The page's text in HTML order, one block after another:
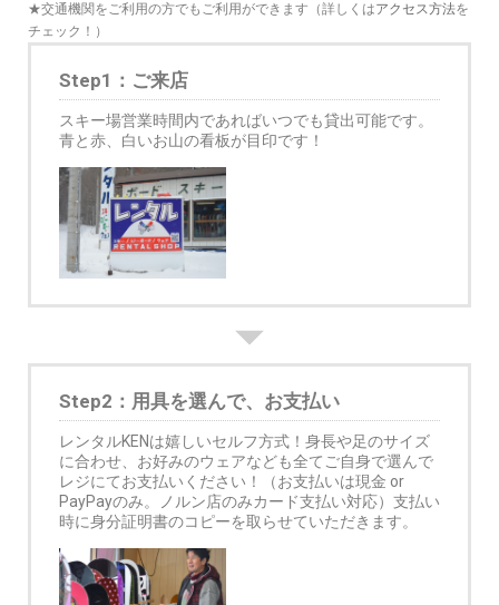
★交通機関をご利用の方でもご利用ができます（詳しくはアクセス方法を
チェック！）
Step1：ご来店
スキー場営業時間内であればいつでも貸出可能です。
青と赤、白いお山の看板が目印です！
Step2：用具を選んで、お支払い
レンタルKENは嬉しいセルフ方式！身長や足のサイズ
に合わせ、お好みのウェアなども全てご自身で選んで
レジにてお支払いください！（お支払いは現金 or
PayPayのみ。ノルン店のみカード支払い対応）支払い
時に身分証明書のコピーを取らせていただきます。